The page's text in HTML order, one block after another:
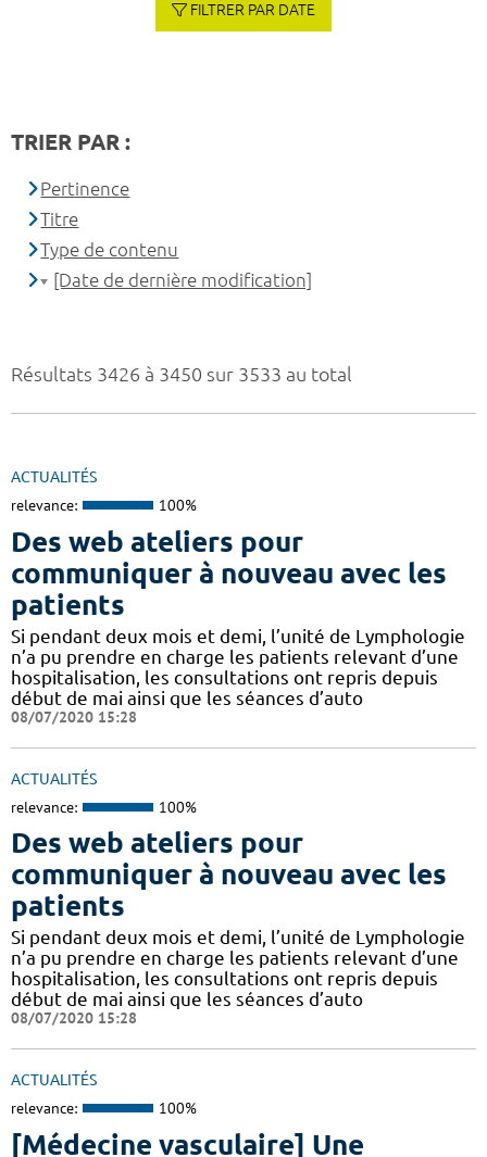
Résultats 3426 à 3450 sur 3533 au total
ACTUALITÉS
relevance: 100%
Des web ateliers pour
communiquer à nouveau avec les
patients
Si pendant deux mois et demi, l’unité de Lymphologie
n’a pu prendre en charge les patients relevant d’une
hospitalisation, les consultations ont repris depuis
début de mai ainsi que les séances d’auto
08/07/2020 15:28
ACTUALITÉS
relevance: 100%
Des web ateliers pour
communiquer à nouveau avec les
patients
Si pendant deux mois et demi, l’unité de Lymphologie
n’a pu prendre en charge les patients relevant d’une
hospitalisation, les consultations ont repris depuis
début de mai ainsi que les séances d’auto
08/07/2020 15:28
ACTUALITÉS
relevance: 100%
[Médecine vasculaire] Une
FILTRER PAR DATE
TRIER PAR :
Pertinence
Titre
Type de contenu
[Date de dernière modification]